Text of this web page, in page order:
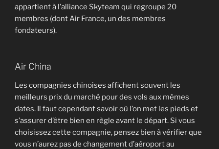
appartient à l’alliance Skyteam qui regroupe 20
membres (dont Air France, un des membres
fondateurs).
Air China
Les compagnies chinoises affichent souvent les
meilleurs prix du marché pour des vols aux mêmes
dates. Il faut cependant savoir où l’on met les pieds et
s’assurer d’être bien en règle avant le départ. Si vous
choisissez cette compagnie, pensez bien à vérifier que
vous n’aurez pas de changement d’aéroport au